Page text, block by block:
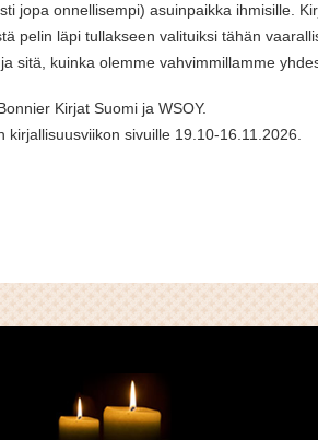
jopa onnellisempi) asuinpaikka ihmisille.
pelin läpi tullakseen valituiksi tähän
sitä, kuinka olemme vahvimmillamme
Kirjat Suomi ja WSOY.
kirjallisuusviikon sivuille 19.10-16.11.2026.